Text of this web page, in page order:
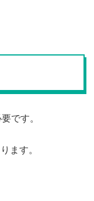
です。
ます。